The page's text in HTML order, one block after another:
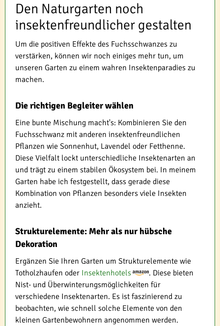
Den Naturgarten noch
insektenfreundlicher gestalten
Um die positiven Effekte des Fuchsschwanzes zu
verstärken, können wir noch einiges mehr tun, um
unseren Garten zu einem wahren Insektenparadies zu
machen.
Die richtigen Begleiter wählen
Eine bunte Mischung macht's: Kombinieren Sie den
Fuchsschwanz mit anderen insektenfreundlichen
Pflanzen wie Sonnenhut, Lavendel oder Fetthenne.
Diese Vielfalt lockt unterschiedliche Insektenarten an
und trägt zu einem stabilen Ökosystem bei. In meinem
Garten habe ich festgestellt, dass gerade diese
Kombination von Pflanzen besonders viele Insekten
anzieht.
Strukturelemente: Mehr als nur hübsche
Dekoration
Ergänzen Sie Ihren Garten um Strukturelemente wie
Totholzhaufen oder Insektenhotels
. Diese bieten
Nist- und Überwinterungsmöglichkeiten für
verschiedene Insektenarten. Es ist faszinierend zu
beobachten, wie schnell solche Elemente von den
kleinen Gartenbewohnern angenommen werden.